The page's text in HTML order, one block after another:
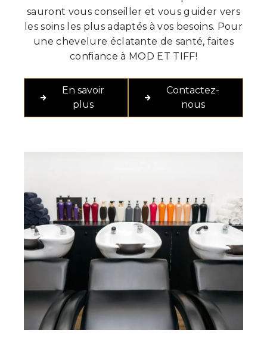
sauront vous conseiller et vous guider vers
les soins les plus adaptés à vos besoins. Pour
une chevelure éclatante de santé, faites
confiance à MOD ET TIFF!
En savoir
plus
Contactez-
nous